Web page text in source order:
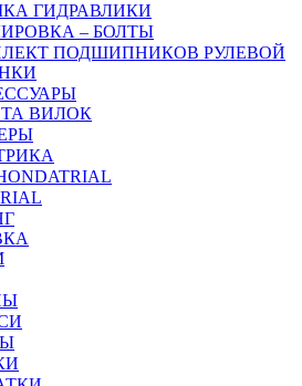
ГИДРАВЛИКИ
– БОЛТЫ
ПОДШИПНИКОВ РУЛЕВОЙ
ВИЛОК
TRIAL